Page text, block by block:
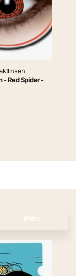
- Red Spider -
Mehr